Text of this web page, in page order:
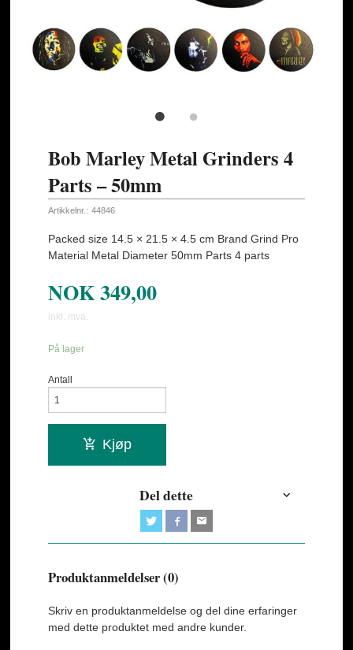
Bob Marley Metal Grinders 4
Parts – 50mm
Artikkelnr.: 44846
Packed size 14.5 × 21.5 × 4.5 cm Brand Grind Pro
Material Metal Diameter 50mm Parts 4 parts
NOK349,00
inkl. mva.
På lager
Antall
Kjøp
Del dette
Produktanmeldelser (0)
Skriv en produktanmeldelse og del dine erfaringer
med dette produktet med andre kunder.